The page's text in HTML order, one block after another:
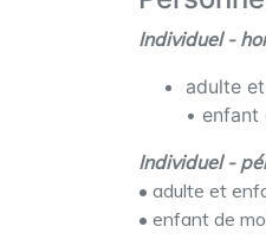
Individuel -
adulte
• enfant
Individuel -
• adulte et
• enfant de